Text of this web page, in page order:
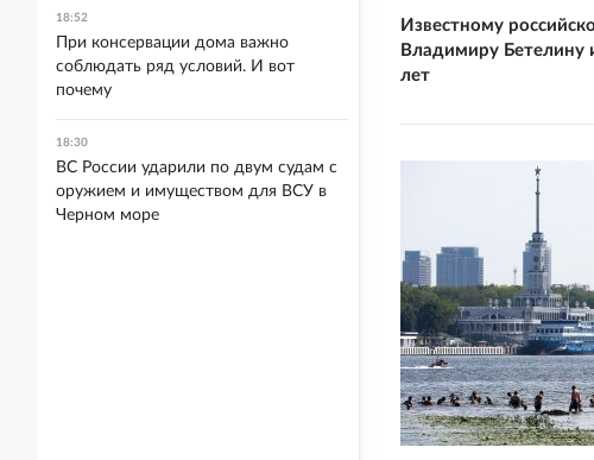
Известному
Владимиру Бетелину
лет
18:52
При консервации дома важно
соблюдать ряд условий. И вот
почему
18:30
ВС России ударили по двум судам с
оружием и имуществом для ВСУ в
Черном море